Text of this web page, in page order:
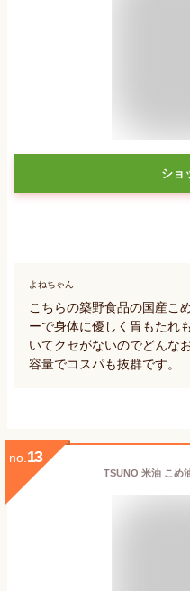
ショ
よねちゃん
こちらの築野食品の国産こ
ーで身体に優しく胃もたれ
いてクセがないのでどんな
容量でコスパも抜群です。
no. 13
TSUNO 米油 こめ